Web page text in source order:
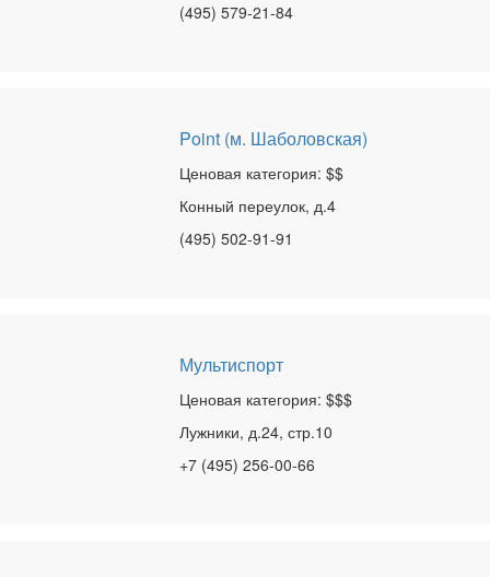
(495) 579-21-84
Point (м. Шаболовская)
Ценовая категория: $$
Конный переулок, д.4
(495) 502-91-91
Мультиспорт
Ценовая категория: $$$
Лужники, д.24, стр.10
+7 (495) 256-00-66